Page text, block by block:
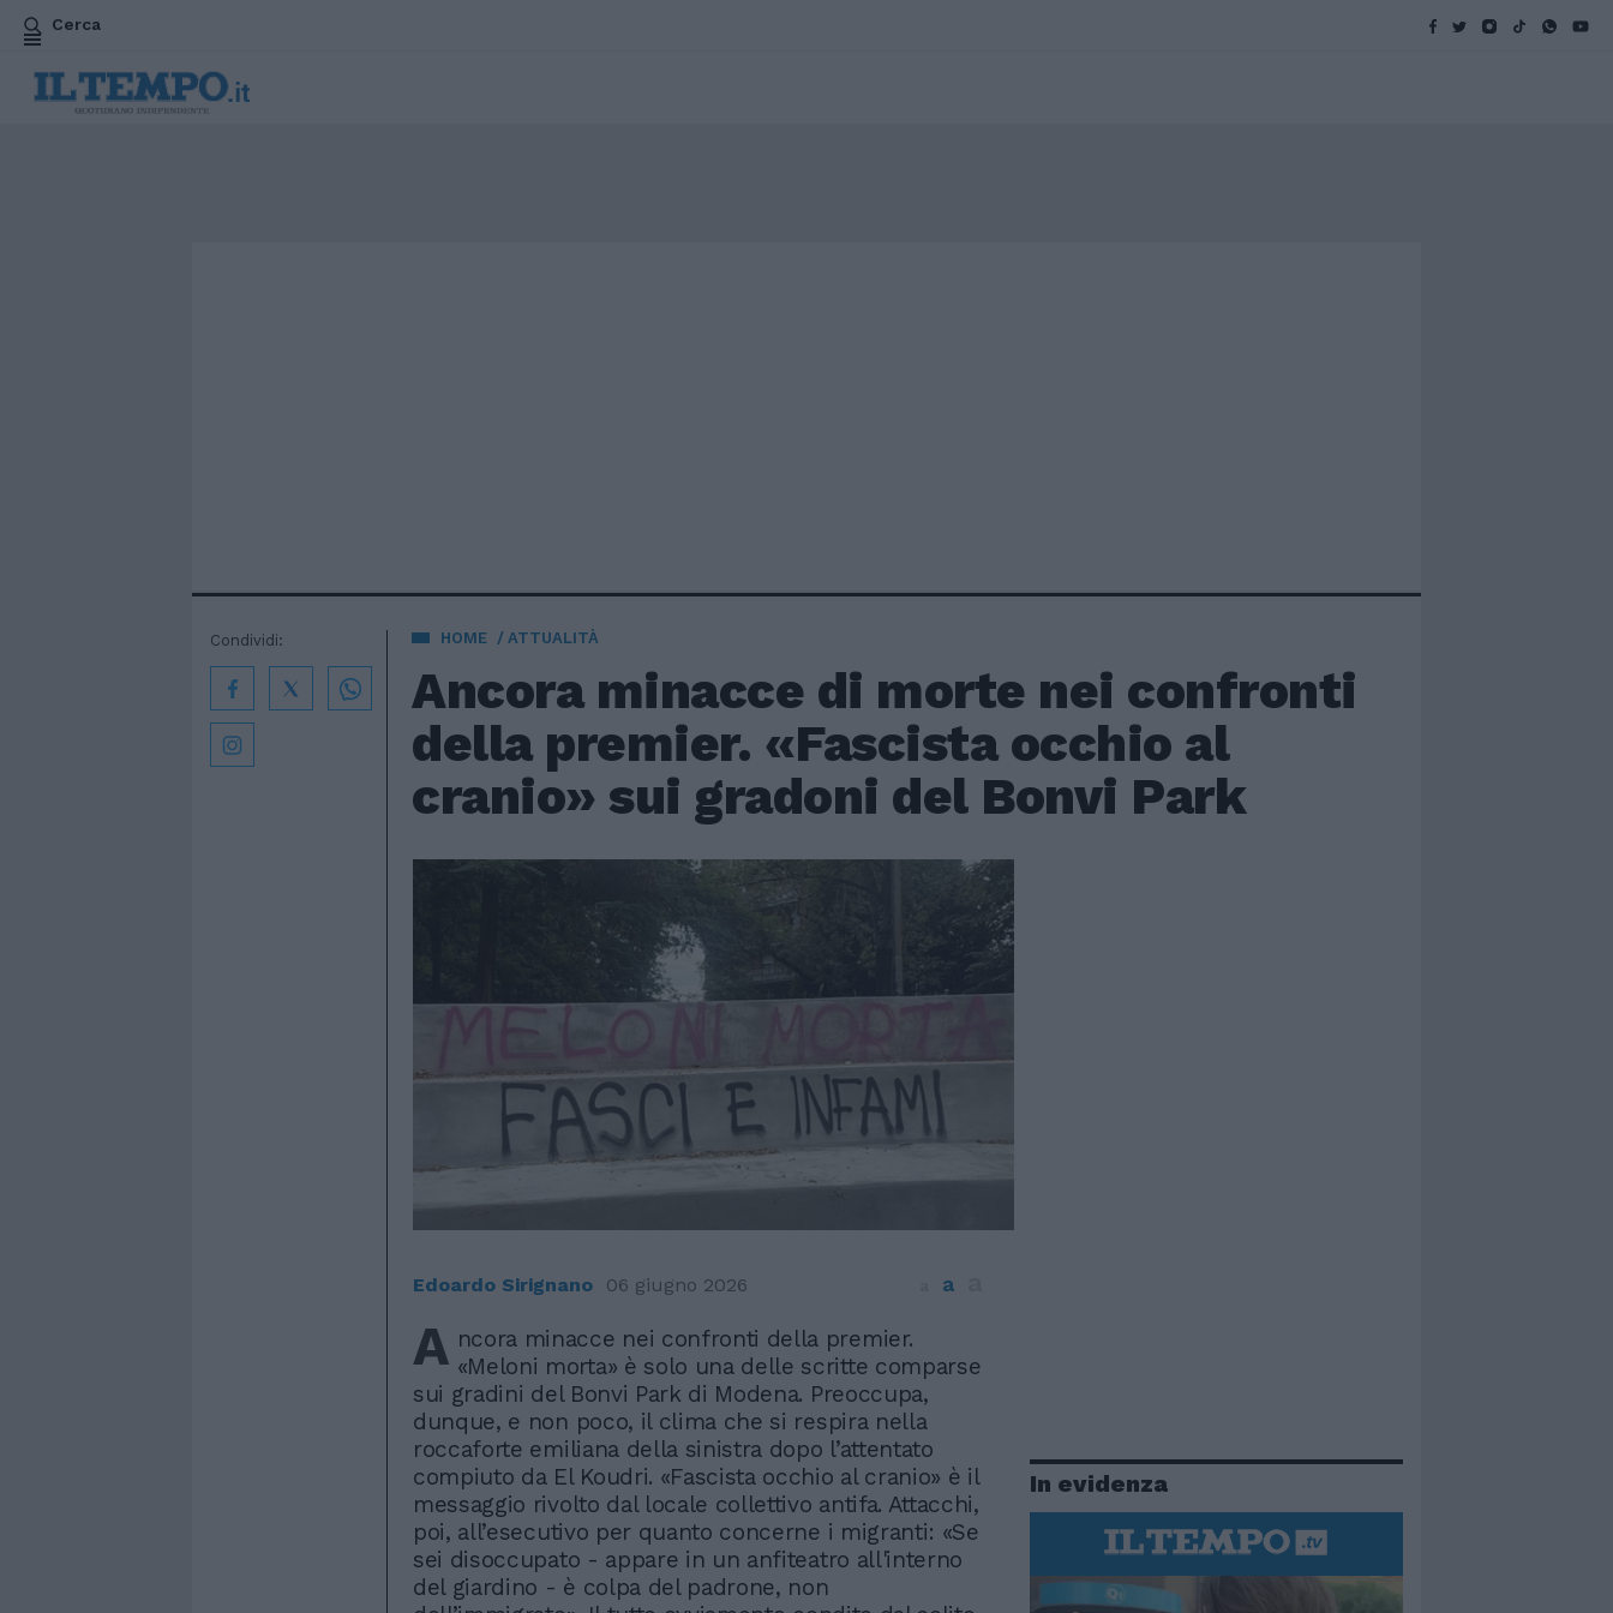
Cerca
HOME ATTUALITÀ
Ancora minacce di morte nei confronti
della premier. «Fascista occhio al
cranio» sui gradoni del Bonvi Park
Condividi:
Edoardo Sirignano 06 giugno 2026 a
A ncora minacce nei confronti della premier.
«Meloni morta» è solo una delle scritte comparse
sui gradini del Bonvi Park di Modena. Preoccupa,
dunque, e non poco, il clima che si respira nella
roccaforte emiliana della sinistra dopo l’attentato
compiuto da El Koudri. «Fascista occhio al cranio» è il
messaggio rivolto dal locale collettivo antifa. Attacchi,
poi, all’esecutivo per quanto concerne i migranti: «Se
sei disoccupato - appare in un anfiteatro all'interno
del giardino - è colpa del padrone, non
In evidenza